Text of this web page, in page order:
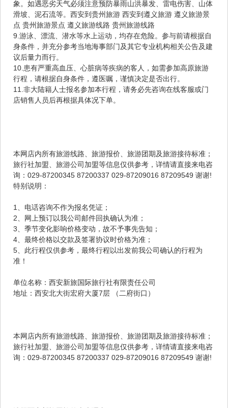
象。如遇恶劣天气必须注意预防暴雨山洪暴发、雷电伤害、山体
滑坡、泥石流等。西安到贵州旅游 西安到遵义旅游 遵义旅游景
点 贵州旅游景点 遵义旅游线路 贵州旅游线路
9.游泳、漂流、潜水等水上运动，均存在危险。参与前请根据自
身条件，并充分参考当地海事部门及其它专业机构相关公告及建
议后量力而行。
10.患有严重高血压、心脏病等疾病的客人，如需参加高原旅游
行程，请根据自身条件，遵医嘱，谨慎决定是否出行。
11.非大陆籍人士报名参加本行程，请务必先咨询在线客服或门
店销售人员后再根据具体况下单。
本网店内所有旅游线路、旅游报价、旅游团期及旅游接待标准；
旅行社加盟、旅游公司加盟等信息仅供参考，详情请直接来电咨
询：029-87200345 87200337 029-87209016 87209549 谢谢!
特别说明：
1、电话咨询不作为报名凭证；
2、网上预订以我公司邮件回执确认为准；
3、季节变化影响价格变动，故不予事先告知；
4、最终价格以交款及签署协议时价格为准；
5、此行程仅供参考，最终行程以出发前我公司确认的行程为
准！
单位名称：西安新旅国际旅行社有限责任公司
地址：西安北大街宏府大厦7层 （二府街口）
本网店内所有旅游线路、旅游报价、旅游团期及旅游接待标准；
旅行社加盟、旅游公司加盟等信息仅供参考，详情请直接来电咨
询：029-87200345 87200337 029-87209016 87209549 谢谢!